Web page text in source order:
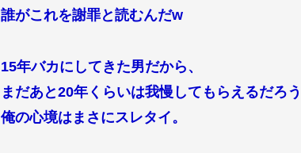
誰がこれを謝罪と読むんだw
15年バカにしてきた男だから、
まだあと20年くらいは我慢してもらえるだろ
俺の心境はまさにスレタイ。